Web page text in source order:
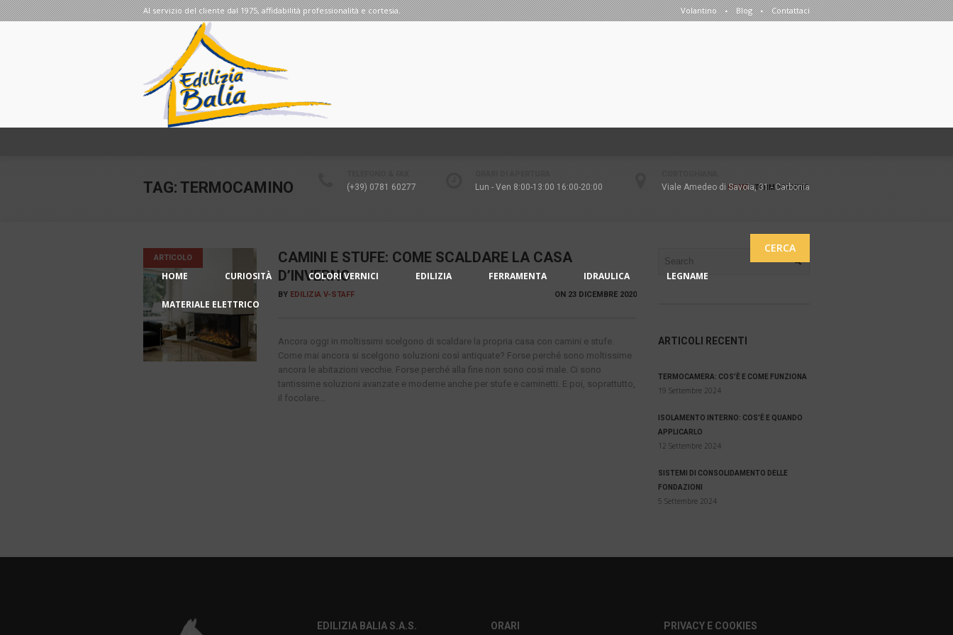
Volantino Blog Contattaci
Al servizio del cliente dal 1975, affidabilità professionalità e cortesia.
(+39) 0781 60277 Lun - Ven 8:00-13:00 16:00-20:00 Viale Amedeo di Savoia, 31 - Carbonia
CERCA
HOME CURIOSITÀ COLORI VERNICI EDILIZIA FERRAMENTA IDRAULICA LEGNAME
MATERIALE ELETTRICO
TAG: TERMOCAMINO HOME/TERMOCAMINO
ARTICOLO
CAMINI E STUFE: COME SCALDARE LA CASA
D’INVERNO
ON 23 DICEMBRE 2020
BY EDILIZIA V-STAFF
Ancora oggi in moltissimi scelgono di scaldare la propria casa con camini e stufe.
Come mai ancora si scelgono soluzioni così antiquate? Forse perché sono moltissime
ancora le abitazioni vecchie. Forse perché alla fine non sono così male. Ci sono
tantissime soluzioni avanzate e moderne anche per stufe e caminetti. E poi, soprattutto,
il focolare...
ARTICOLI RECENTI
TERMOCAMERA: COS’È E COME FUNZIONA
19 Settembre 2024
ISOLAMENTO INTERNO: COS’È E QUANDO
APPLICARLO
12 Settembre 2024
SISTEMI DI CONSOLIDAMENTO DELLE
FONDAZIONI
5 Settembre 2024
EDILIZIA BALIA S.A.S. ORARI PRIVACY E COOKIES